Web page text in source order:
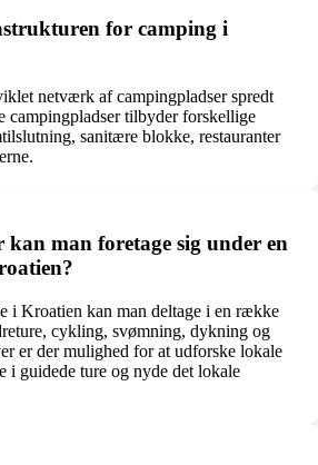
for camping i
netværk af campingpladser spredt
campingpladser tilbyder forskellige
sanitære blokke, restauranter
man foretage sig under en
i Kroatien kan man deltage i en række
cykling, svømning, dykning og
er der mulighed for at udforske lokale
i guidede ture og nyde det lokale